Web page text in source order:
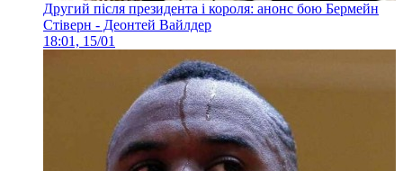
Другий після президента і короля: анонс бою Бермейн
Стіверн - Деонтей Вайлдер
18:01, 15/01